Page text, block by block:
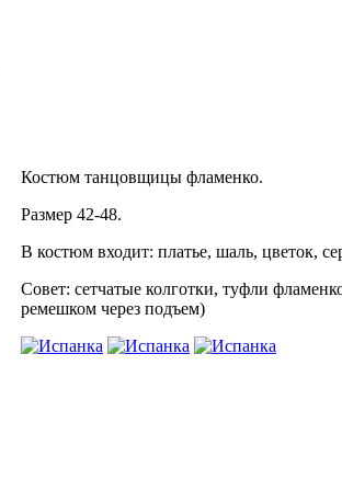
Костюм танцовщицы фламенко.
Размер 42-48.
В костюм входит: платье, шаль, цветок,
Совет: сетчатые колготки, туфли
ремешком через подъем)